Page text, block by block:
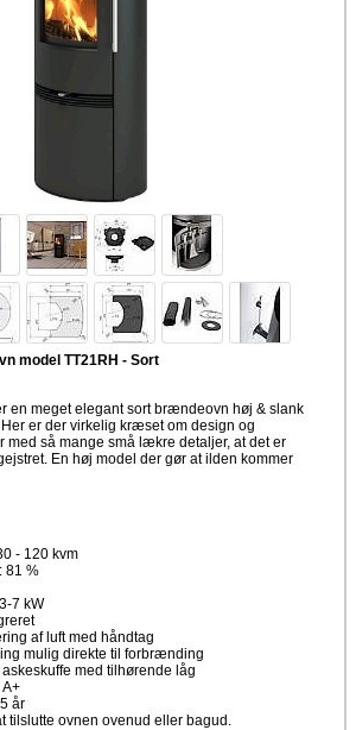
model TT21RH - Sort
en meget elegant sort brændeovn høj & slank
er der virkelig kræset om design og
med så mange små lækre detaljer, at det er
En høj model der gør at ilden kommer
- 120 kvm
81 %
7 kW
af luft med håndtag
mulig direkte til forbrænding
med tilhørende låg
år
tilslutte ovnen ovenud eller bagud.